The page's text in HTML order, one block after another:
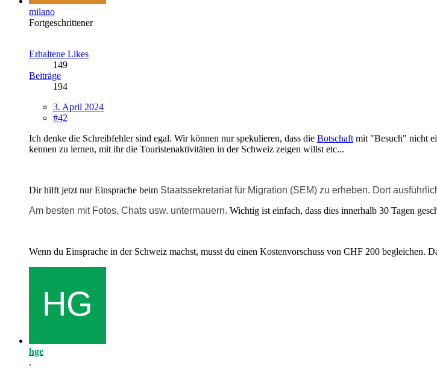
milano
Fortgeschrittener
Erhaltene Likes
149
Beiträge
194
3. April 2024
#42
Ich denke die Schreibfehler sind egal. Wir können nur spekulieren, dass die Botschaft mit "Besuch" nicht
kennen zu lernen, mit ihr die Touristenaktivitäten in der Schweiz zeigen willst etc...
Dir hilft jetzt nur Einsprache beim Staatssekretariat für Migration (SEM) zu erheben. Dort
Am besten mit Fotos, Chats usw. untermauern. Wichtig ist einfach, dass dies innerhalb 30 Tagen
Wenn du Einsprache in der Schweiz machst, musst du einen Kostenvorschuss von CHF 200 begleichen.
hge
.